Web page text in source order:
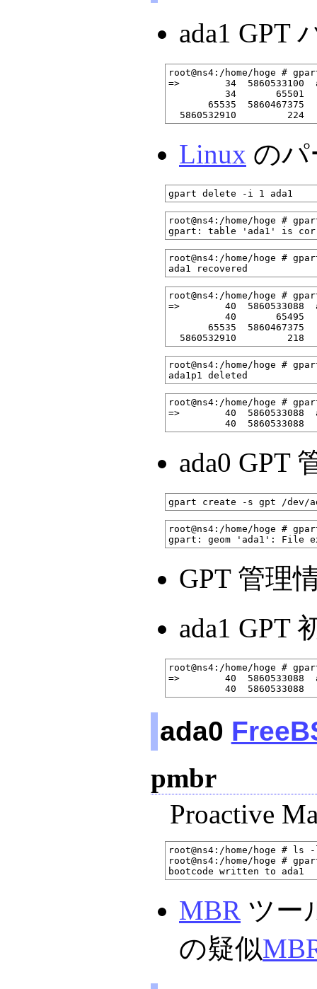
ada1 GPT
root@ns4:/home/hoge #
=>        34  5860533100
34       65501
65535  5860467375
Linux のパ
root@ns4:/home/hoge #
root@ns4:/home/hoge #
root@ns4:/home/hoge #
=>        40  5860533088
40       65495
65535  5860467375
root@ns4:/home/hoge #
root@ns4:/home/hoge #
=>        40  5860533088
ada0 GPT
root@ns4:/home/hoge #
GPT 管理
ada1 GPT
root@ns4:/home/hoge #
=>        40  5860533088
ada0
pmbr
Proactive
root@ns4:/home/hoge # ls
root@ns4:/home/hoge #
MBR ツー
の疑似